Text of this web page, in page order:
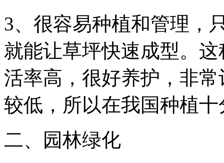
3、很容易种植和管理，
就能让草坪快速成型。
活率高，很好养护，非
较低，所以在我国种植
二、园林绿化